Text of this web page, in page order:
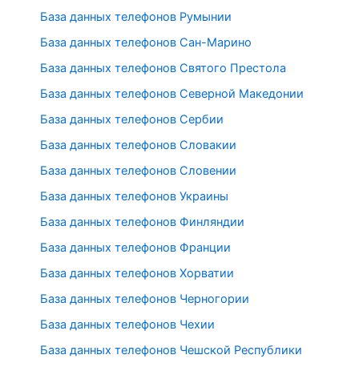
База данных телефонов Румынии
База данных телефонов Сан-Марино
База данных телефонов Святого Престола
База данных телефонов Северной Македонии
База данных телефонов Сербии
База данных телефонов Словакии
База данных телефонов Словении
База данных телефонов Украины
База данных телефонов Финляндии
База данных телефонов Франции
База данных телефонов Хорватии
База данных телефонов Черногории
База данных телефонов Чехии
База данных телефонов Чешской Республики